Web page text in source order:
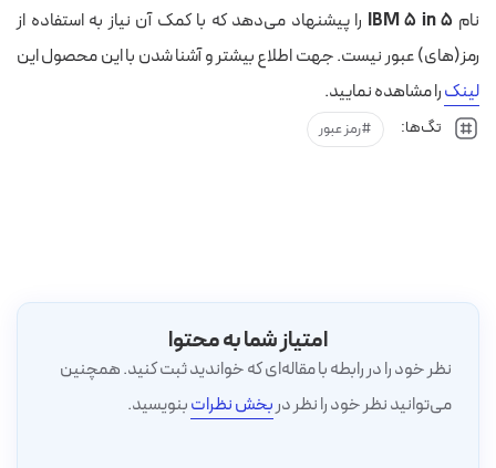
نام IBM 5 in 5 را پیشنهاد می‌دهد که با کمک آن نیاز به استفاده از
رمز(های) عبور نیست. جهت اطلاع بیشتر و آشنا شدن با این محصول این
لینکرا مشاهده نمایید.
تگ‌ها: رمز عبور
امتیاز شما به محتوا
نظر خود را در رابطه با مقاله‌ای که خواندید ثبت کنید. همچنین
می‌توانید نظر خود را نظر در بخش نظراتبنویسید.